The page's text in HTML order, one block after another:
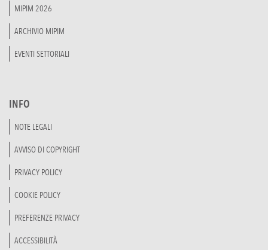
MIPIM 2026
ARCHIVIO MIPIM
EVENTI SETTORIALI
INFO
NOTE LEGALI
AVVISO DI COPYRIGHT
PRIVACY POLICY
COOKIE POLICY
PREFERENZE PRIVACY
ACCESSIBILITÀ